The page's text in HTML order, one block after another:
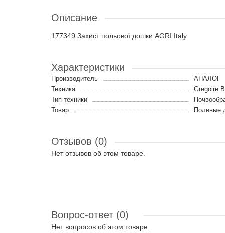
Описание
177349 Захист польової дошки AGRI Italy
Характеристики
Производитель
АНАЛОГ
Техника
Gregoire
Тип техники
Товар
Полевые
Отзывов (0)
Нет отзывов об этом товаре.
Вопрос-ответ (0)
Нет вопросов об этом товаре.